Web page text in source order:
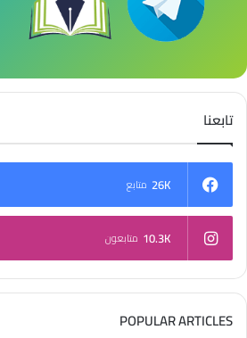
تابعنا
26K متابع
10.3K متابعون
POPULAR ARTICLES